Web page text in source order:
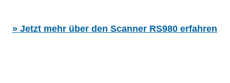
» Jetzt mehr über den Scanner RS980 erfahren